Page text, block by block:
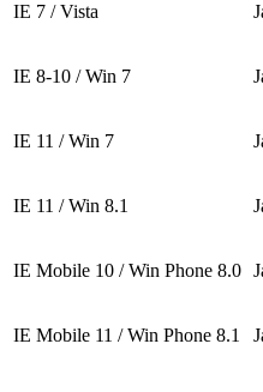
IE 7 / Vista
IE 8-10 / Win 7
IE 11 / Win 7
IE 11 / Win 8.1
IE Mobile 10 / Win Phone 8.0
IE Mobile 11 / Win Phone 8.1